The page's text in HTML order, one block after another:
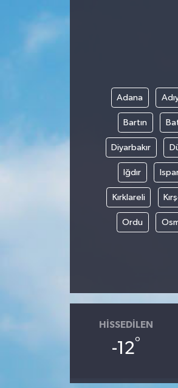
Adana
Bartın
Diyarbakır
Iğdır
Kırklareli
Ordu
HISSEDILEN
-12°
SİYASET